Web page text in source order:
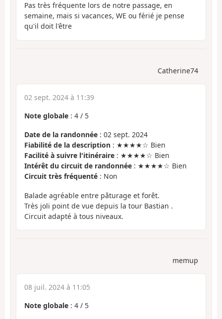
Pas très fréquente lors de notre passage, en
semaine, mais si vacances, WE ou férié je pense
qu'il doit l'être
Catherine74
02 sept. 2024 à 11:39
Note globale : 4 / 5
Date de la randonnée : 02 sept. 2024
Fiabilité de la description : ★★★★☆ Bien
Facilité à suivre l'itinéraire : ★★★★☆ Bien
Intérêt du circuit de randonnée : ★★★★☆ Bien
Circuit très fréquenté : Non
Balade agréable entre pâturage et forêt.
Très joli point de vue depuis la tour Bastian .
Circuit adapté à tous niveaux.
memup
08 juil. 2024 à 11:05
Note globale : 4 / 5